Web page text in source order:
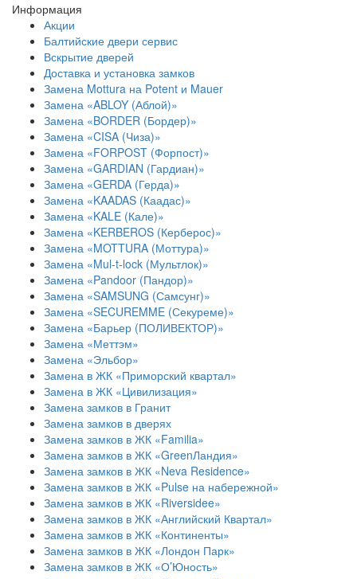
Информация
Акции
Балтийские двери сервис
Вскрытие дверей
Доставка и установка замков
Замена Mottura на Potent и Mauer
Замена «ABLOY (Аблой)»
Замена «BORDER (Бордер)»
Замена «CISA (Чиза)»
Замена «FORPOST (Форпост)»
Замена «GARDIAN (Гардиан)»
Замена «GERDA (Герда)»
Замена «KAADAS (Каадас)»
Замена «KALE (Кале)»
Замена «KERBEROS (Керберос)»
Замена «MOTTURA (Моттура)»
Замена «Mul-t-lock (Мультлок)»
Замена «Pandoor (Пандор)»
Замена «SAMSUNG (Самсунг)»
Замена «SECUREMME (Секуреме)»
Замена «Барьер (ПОЛИВЕКТОР)»
Замена «Меттэм»
Замена «Эльбор»
Замена в ЖК «Приморский квартал»
Замена в ЖК «Цивилизация»
Замена замков в Гранит
Замена замков в дверях
Замена замков в ЖК «Familia»
Замена замков в ЖК «GreenЛандия»
Замена замков в ЖК «Neva Residence»
Замена замков в ЖК «Pulse на набережной»
Замена замков в ЖК «Riversidee»
Замена замков в ЖК «Английский Квартал»
Замена замков в ЖК «Континенты»
Замена замков в ЖК «Лондон Парк»
Замена замков в ЖК «О’Юность»